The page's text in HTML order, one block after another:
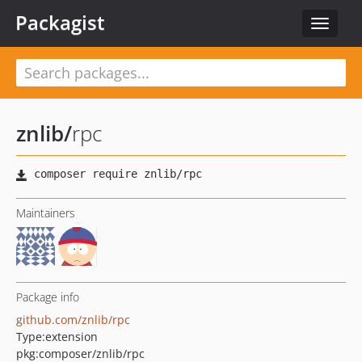
Toggle
Packagist
znlib/rpc
Maintainers
Package info
github.com/znlib/rpc
Type:extension
pkg:composer/znlib/rpc